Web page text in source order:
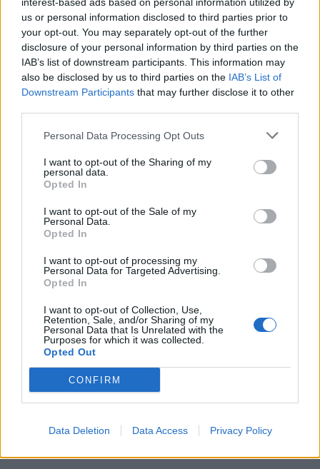
us or personal information disclosed to third parties prior to
your opt-out. You may separately opt-out of the further
disclosure of your personal information by third parties on the
IAB’s list of downstream participants. This information may
also be disclosed by us to third parties on the IAB’s List of
Downstream Participants that may further disclose it to other
Personal Data Processing Opt Outs
I want to opt-out of the Sharing of my
personal data.
Opted In
I want to opt-out of the Sale of my
Personal Data.
Opted In
I want to opt-out of processing my
Personal Data for Targeted Advertising.
Opted In
I want to opt-out of Collection, Use,
Retention, Sale, and/or Sharing of my
Personal Data that Is Unrelated with the
Purposes for which it was collected.
Opted Out
CONFIRM
Data Deletion Data Access Privacy Policy
00:00 01:16
Leonardo Maria Del Vecchio dall'ex compagna
in ospedale. Le dichiarazioni ai giornalisti